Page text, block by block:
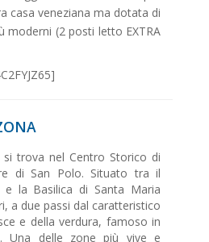
casa veneziana ma dotata di
moderni (2 posti letto EXTRA
si trova nel Centro Storico di
di San Polo. Situato tra il
la Basilica di Santa Maria
a due passi dal caratteristico
e della verdura, famoso in
Una delle zone più vive e